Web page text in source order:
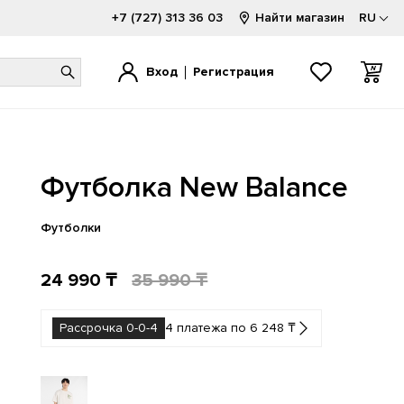
+7 (727) 313 36 03 Найти магазин RU
9060
2000
530
574
9060
Вход Регистрация
Футболка New Balance
Футболки
24 990 ₸ 35 990 ₸
Рассрочка 0-0-4 4 платежа по 6 248 ₸